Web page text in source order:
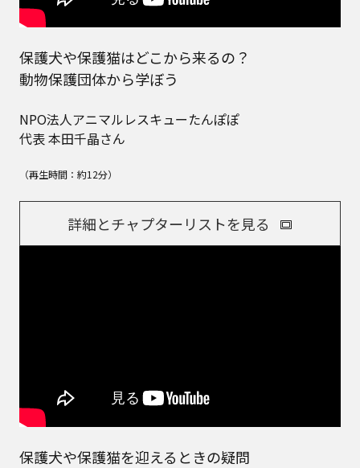
保護犬や保護猫はどこから来るの？
動物保護団体から学ぼう
NPO法人アニマルレスキューたんぽぽ
代表 本田千晶さん
（再生時間：約12分）
詳細とチャプターリストを見る
保護犬や保護猫を迎えるときの疑問